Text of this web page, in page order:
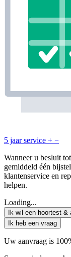
5 jaar service + −
Wanneer u besluit
gemiddeld één
klantenservice en
helpen.
Loading...
Ik wil een hoortest &
Ik heb een vraag
Uw aanvraag is